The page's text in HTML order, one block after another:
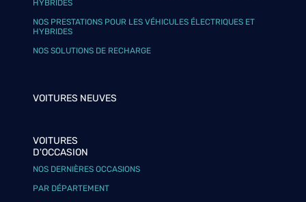
HYBRIDES
NOS PRESTATIONS POUR LES VÉHICULES ÉLECTRIQUES ET
HYBRIDES
NOS SOLUTIONS DE RECHARGE
VOITURES NEUVES
VOITURES
D'OCCASION
NOS DERNIÈRES OCCASIONS
PAR DÉPARTEMENT